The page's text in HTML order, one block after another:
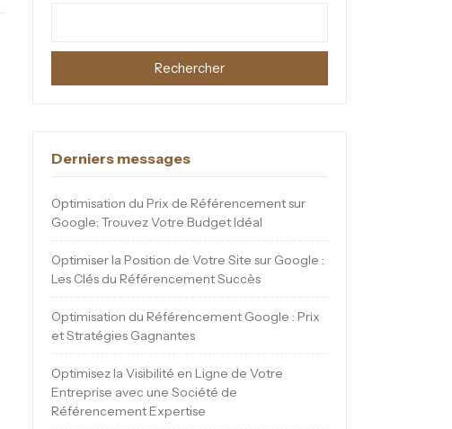
Rechercher
Derniers messages
Optimisation du Prix de Référencement sur
Google: Trouvez Votre Budget Idéal
Optimiser la Position de Votre Site sur Google :
Les Clés du Référencement Succès
Optimisation du Référencement Google : Prix
et Stratégies Gagnantes
Optimisez la Visibilité en Ligne de Votre
Entreprise avec une Société de
Référencement Expertise